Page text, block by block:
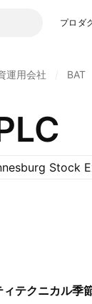
プロダ
運用会社 BAT
Stock
ィテクニカル季